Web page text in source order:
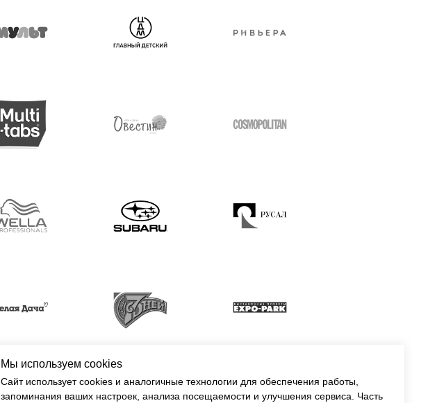
Мы используем cookies
Сайт использует cookies и аналогичные технологии для обеспечения работы,
запоминания ваших настроек, анализа посещаемости и улучшения сервиса. Часть